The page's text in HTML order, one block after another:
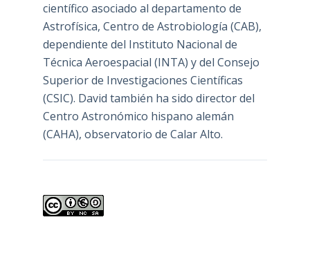
científico asociado al departamento de
Astrofísica, Centro de Astrobiología (CAB),
dependiente del Instituto Nacional de
Técnica Aeroespacial (INTA) y del Consejo
Superior de Investigaciones Científicas
(CSIC). David también ha sido director del
Centro Astronómico hispano alemán
(CAHA), observatorio de Calar Alto.